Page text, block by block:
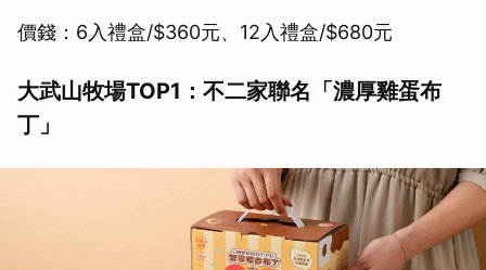
價錢：6入禮盒/$360元、12入禮盒/$680元
大武山牧場TOP1：不二家聯名「濃厚雞蛋布
丁」